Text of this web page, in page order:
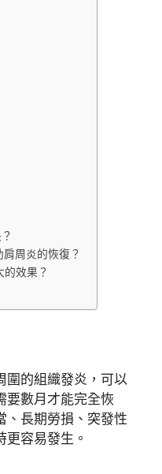
周炎的恢復？
效果？
圍的組織發炎，可以
要數月才能完全恢
、長期勞損、突發性
容易發生。